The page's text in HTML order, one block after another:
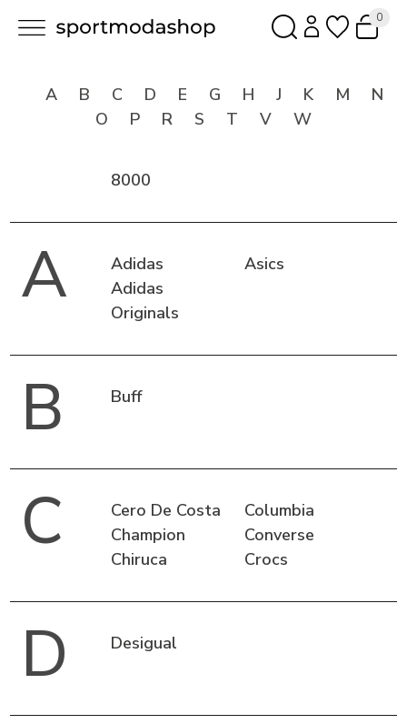
0
8000
A
Adidas
Adidas
Originals
Asics
B Buff
C
Cero De Costa
Champion
Chiruca
Columbia
Converse
Crocs
D Desigual
A B C D E G H J K M
N
O
P R S T V W